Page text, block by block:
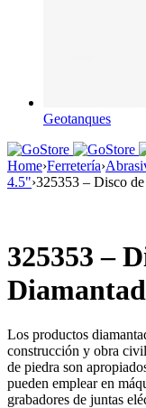
Geotanques
Home›Ferretería›
4.5"›325353 – Disco
325353 –
Los productos
construcción y obra
de piedra son
pueden emplear en
grabadores de juntas